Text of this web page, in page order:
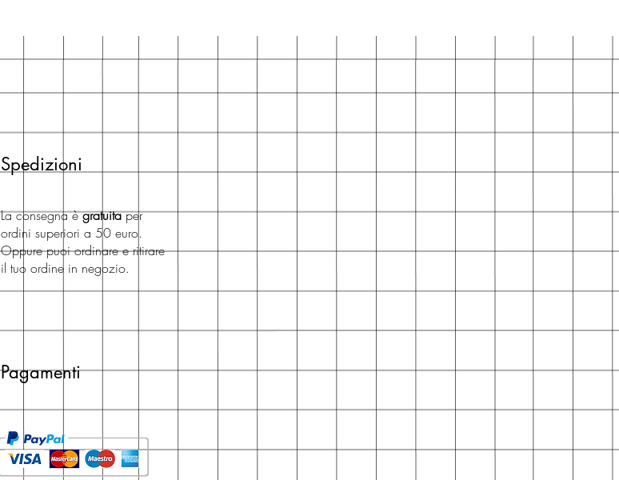
Spedizioni
La consegna ègratuitaper
ordini superiori a 50 euro.
Oppure puoi ordinare e ritirare
il tuo ordine in negozio.
Pagamenti